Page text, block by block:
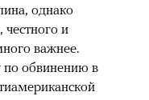
однако
и
важнее.
обвинению в